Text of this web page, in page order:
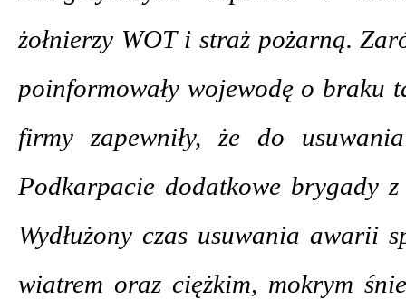
żołnierzy WOT i straż pożarną.
poinformowały wojewodę o braku
firmy zapewniły, że do
Podkarpacie dodatkowe brygady
Wydłużony czas usuwania awarii
wiatrem oraz ciężkim, mokrym